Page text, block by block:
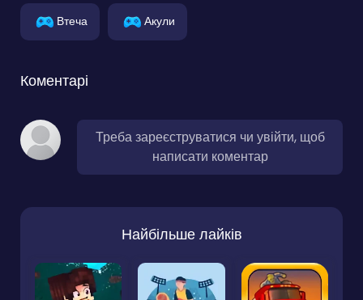
Втеча Акули
Коментарі
Треба зареєструватися чи увійти, щоб
написати коментар
Найбільше лайків